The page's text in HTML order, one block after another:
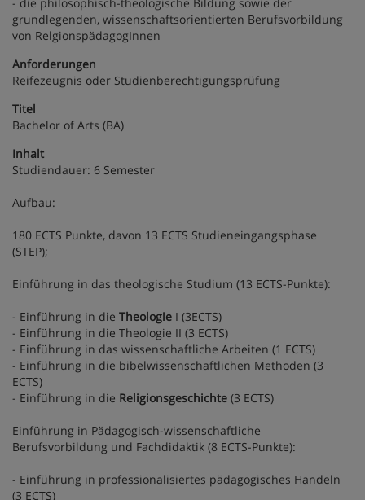
grundlegenden, wissenschaftsorientierten Berufsvorbildung
von RelgionspädagogInnen
Anforderungen
Reifezeugnis oder Studienberechtigungsprüfung
Titel
Bachelor of Arts (BA)
Inhalt
Studiendauer: 6 Semester
Aufbau:
180 ECTS Punkte, davon 13 ECTS Studieneingangsphase
(STEP);
Einführung in das theologische Studium (13 ECTS-Punkte):
- Einführung in die Theologie I (3ECTS)
- Einführung in die Theologie II (3 ECTS)
- Einführung in das wissenschaftliche Arbeiten (1 ECTS)
- Einführung in die bibelwissenschaftlichen Methoden (3
ECTS)
- Einführung in die Religionsgeschichte (3 ECTS)
Einführung in Pädagogisch-wissenschaftliche
Berufsvorbildung und Fachdidaktik (8 ECTS-Punkte):
- Einführung in professionalisiertes pädagogisches Handeln
(3 ECTS)